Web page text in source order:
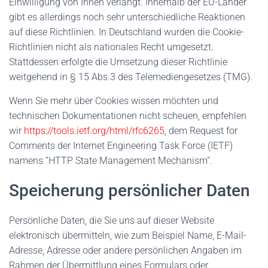
Einwilligung von Ihnen verlangt. Innerhalb der EU-Länder
gibt es allerdings noch sehr unterschiedliche Reaktionen
auf diese Richtlinien. In Deutschland wurden die Cookie-
Richtlinien nicht als nationales Recht umgesetzt.
Stattdessen erfolgte die Umsetzung dieser Richtlinie
weitgehend in § 15 Abs.3 des Telemediengesetzes (TMG).
Wenn Sie mehr über Cookies wissen möchten und
technischen Dokumentationen nicht scheuen, empfehlen
wir https://tools.ietf.org/html/rfc6265, dem Request for
Comments der Internet Engineering Task Force (IETF)
namens “HTTP State Management Mechanism”.
Speicherung persönlicher Daten
Persönliche Daten, die Sie uns auf dieser Website
elektronisch übermitteln, wie zum Beispiel Name, E-Mail-
Adresse, Adresse oder andere persönlichen Angaben im
Rahmen der Übermittlung eines Formulars oder